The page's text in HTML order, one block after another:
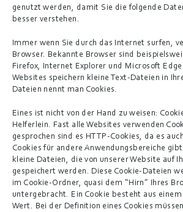
genutzt werden, damit Sie die folgende
besser verstehen.
Immer wenn Sie durch das Internet surfen,
Browser. Bekannte Browser sind
Firefox, Internet Explorer und Microsoft
Websites speichern kleine Text-Dateien in
Dateien nennt man Cookies.
Eines ist nicht von der Hand zu weisen:
Helferlein. Fast alle Websites verwenden
gesprochen sind es HTTP-Cookies, da es
Cookies für andere Anwendungsbereiche
kleine Dateien, die von unserer Website auf
gespeichert werden. Diese Cookie-Dateien
im Cookie-Ordner, quasi dem “Hirn” Ihres
untergebracht. Ein Cookie besteht aus
Wert. Bei der Definition eines Cookies